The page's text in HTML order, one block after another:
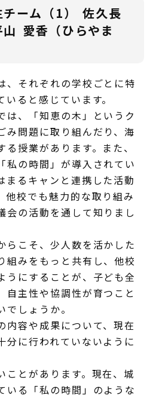
ーム（1） 佐久長
愛香（ひらやま
それぞれの学校ごとに特
ると感じています。
、「知恵の木」というク
み問題に取り組んだり、海
授業があります。また、
私の時間」が導入されてい
まるキャンと連携した活動
他校でも魅力的な取り組み
会の活動を通して知りまし
こそ、少人数を活かした
組みをもっと共有し、他校
うにすることが、子ども全
自主性や協調性が育つこと
しょうか。
内容や成果について、現在
分に行われていないように
とがあります。現在、城
いる「私の時間」のような